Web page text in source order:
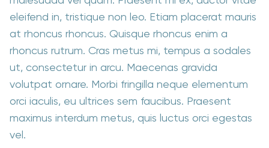
eleifend in, tristique non leo. Etiam placerat mauris
at rhoncus rhoncus. Quisque rhoncus enim a
rhoncus rutrum. Cras metus mi, tempus a sodales
ut, consectetur in arcu. Maecenas gravida
volutpat ornare. Morbi fringilla neque elementum
orci iaculis, eu ultrices sem faucibus. Praesent
maximus interdum metus, quis luctus orci egestas
vel.